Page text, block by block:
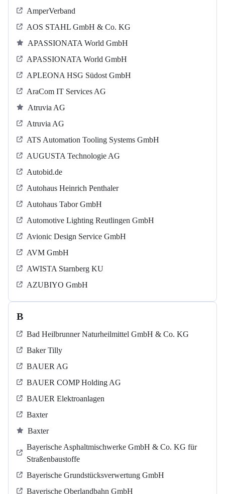
AmperVerband
AOS STAHL GmbH & Co. KG
APASSIONATA World GmbH
APASSIONATA World GmbH
APLEONA HSG Südost GmbH
AraCom IT Services AG
Atruvia AG
Atruvia AG
ATS Automation Tooling Systems GmbH
AUGUSTA Technologie AG
Autobid.de
Autohaus Heinrich Penthaler
Autohaus Tabor GmbH
Automotive Lighting Reutlingen GmbH
Avionic Design Service GmbH
AVM GmbH
AWISTA Starnberg KU
AZUBIYO GmbH
B
Bad Heilbrunner Naturheilmittel GmbH & Co. KG
Baker Tilly
BAUER AG
BAUER COMP Holding AG
BAUER Elektroanlagen
Baxter
Baxter
Bayerische Asphaltmischwerke GmbH & Co. KG für
Straßenbaustoffe
Bayerische Grundstücksverwertung GmbH
Bayerische Oberlandbahn GmbH